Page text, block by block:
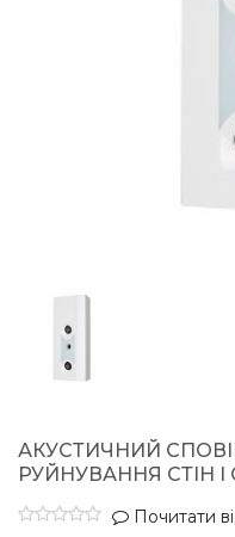
АКУСТИЧНИЙ
РУЙНУВАННЯ СТІН І
Почитати